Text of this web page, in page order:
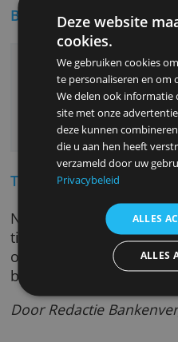
ETF’s
Bedrijfs- en
Derivaten
Transacties van
uitgevoerd door LS
handelsplatform dat
de beurs van
Bijzondere aspecten
Ook beleggen in
Rente op geld dat
Deze website
cookies.
We gebruiken
te personaliseren
We delen ook